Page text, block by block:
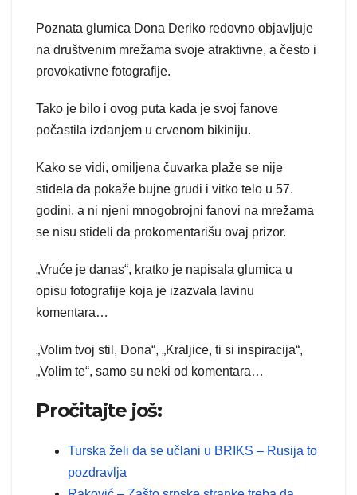
Poznata glumica Dona Deriko redovno objavljuje
na društvenim mrežama svoje atraktivne, a često i
provokativne fotografije.
Tako je bilo i ovog puta kada je svoj fanove
počastila izdanjem u crvenom bikiniju.
Kako se vidi, omiljena čuvarka plaže se nije
stidela da pokaže bujne grudi i vitko telo u 57.
godini, a ni njeni mnogobrojni fanovi na mrežama
se nisu stideli da prokomentarišu ovaj prizor.
„Vruće je danas“, kratko je napisala glumica u
opisu fotografije koja je izazvala lavinu
komentara…
„Volim tvoj stil, Dona“, „Kraljice, ti si inspiracija“,
„Volim te“, samo su neki od komentara…
Pročitajte još:
Turska želi da se učlani u BRIKS – Rusija to
pozdravlja